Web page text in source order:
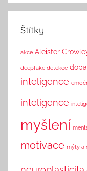
Štítky
akce Aleister
deepfake detekce
inteligence
inteligence
myšlení
motivace mýty a